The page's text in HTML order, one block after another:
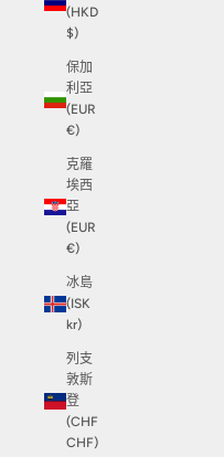
(HKD
$)
保加
利亞
(EUR
€)
克羅
埃西
亞
(EUR
€)
冰島
(ISK
kr)
列支
敦斯
登
(CHF
CHF)